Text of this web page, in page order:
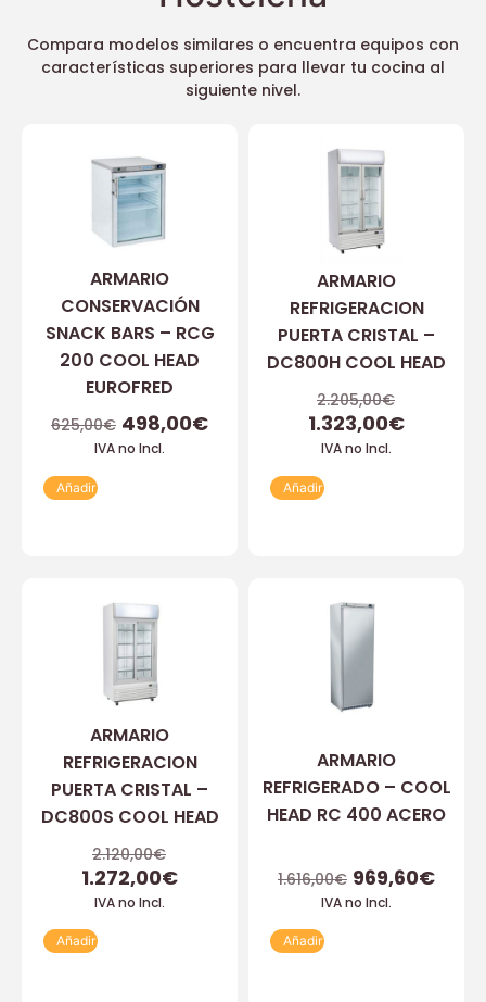
Compara modelos similares o encuentra equipos con
características superiores para llevar tu cocina al
siguiente nivel.
ARMARIO
CONSERVACIÓN
SNACK BARS – RCG
200 COOL HEAD
EUROFRED
625,00€ 498,00€
IVA no Incl.
Añadir
ARMARIO
REFRIGERACION
PUERTA CRISTAL –
DC800H COOL HEAD
2.205,00€
1.323,00€
IVA no Incl.
Añadir
ARMARIO
REFRIGERACION
PUERTA CRISTAL –
DC800S COOL HEAD
2.120,00€
1.272,00€
IVA no Incl.
Añadir
ARMARIO
REFRIGERADO – COOL
HEAD RC 400 ACERO
1.616,00€ 969,60€
IVA no Incl.
Añadir